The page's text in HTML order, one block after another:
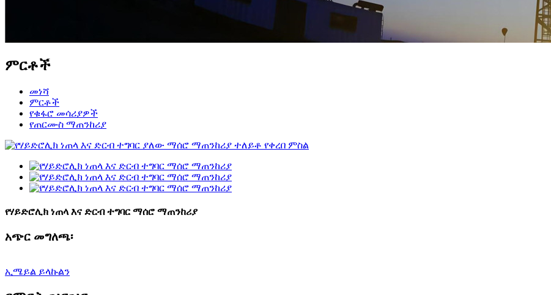
ምርቶች
መነሻ
ምርቶች
የቁፋሮ መሳሪያዎች
የጠርሙስ ማጠንከሪያ
የሃይድሮሊክ ነጠላ እና ድርብ ተግባር ማሰሮ ማጠንከሪያ
አጭር መግለጫ፡
ኢሜይል ይላኩልን